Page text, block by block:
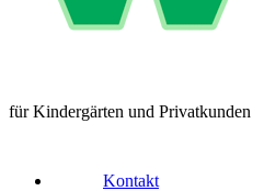
für Kindergärten und Privatkunden
Kontakt